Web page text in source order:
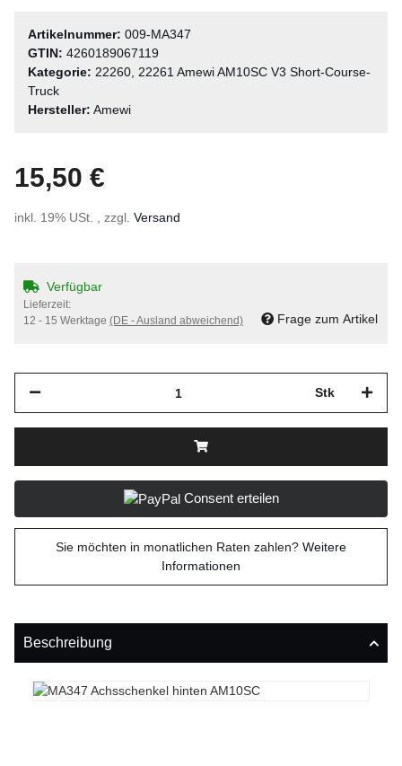
Artikelnummer: 009-MA347
GTIN: 4260189067119
Kategorie: 22260, 22261 Amewi AM10SC V3 Short-Course-
Truck
Hersteller: Amewi
15,50 €
inkl. 19% USt. , zzgl. Versand
Verfügbar
Lieferzeit:
12 - 15 Werktage (DE - Ausland abweichend) Frage zum Artikel
Stk
Consent erteilen
Sie möchten in monatlichen Raten zahlen? Weitere
Informationen
Beschreibung